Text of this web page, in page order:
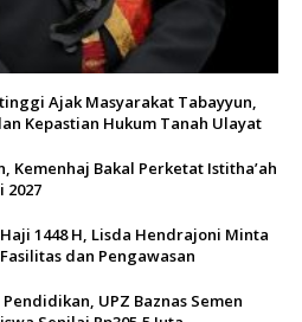
Ajak Masyarakat Tabayyun,
Kepastian Hukum Tanah Ulayat
Kemenhaj Bakal Perketat Istitha’ah
2027
1448 H, Lisda Hendrajoni Minta
dan Pengawasan
UPZ Baznas Semen